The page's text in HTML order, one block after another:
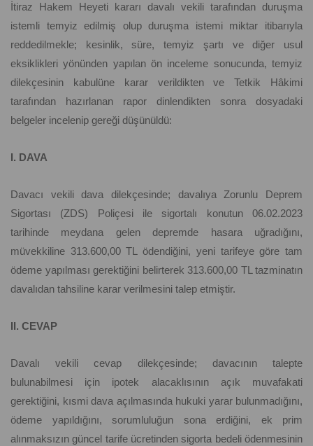
İtiraz Hakem Heyeti kararı davalı vekili tarafından duruşma
istemli temyiz edilmiş olup duruşma istemi miktar itibarıyla
reddedilmekle; kesinlik, süre, temyiz şartı ve diğer usul
eksiklikleri yönünden yapılan ön inceleme sonucunda, temyiz
dilekçesinin kabulüne karar verildikten ve Tetkik Hâkimi
tarafından hazırlanan rapor dinlendikten sonra dosyadaki
belgeler incelenip gereği düşünüldü:
I. DAVA
Davacı vekili dava dilekçesinde; davalıya Zorunlu Deprem
Sigortası (ZDS) Poliçesi ile sigortalı konutun 06.02.2023
tarihinde meydana gelen depremde hasara uğradığını,
müvekkiline 313.600,00 TL ödendiğini, yeni tarifeye göre tam
ödeme yapılması gerektiğini belirterek 313.600,00 TL tazminatın
davalıdan tahsiline karar verilmesini talep etmiştir.
II. CEVAP
Davalı vekili cevap dilekçesinde; davacının talepte
bulunabilmesi için ipotek alacaklısının açık muvafakati
gerektiğini, kısmi dava açılmasında hukuki yarar bulunmadığını,
ödeme yapıldığını, sorumluluğun sona erdiğini, ek prim
alınmaksızın güncel tarife ücretinden sigorta bedeli ödenmesinin